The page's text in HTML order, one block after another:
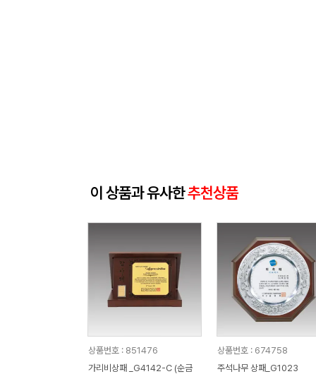
이 상품과 유사한추천상품
상품번호 : 851476
가리비상패 _G4142-C (순금
상품번호 : 674758
주석나무 상패_G1023